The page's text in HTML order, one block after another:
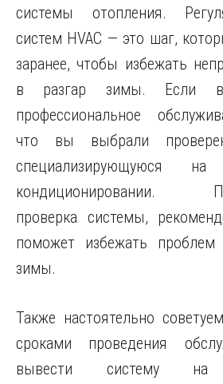
системы отопления.
систем HVAC — это шаг,
заранее, чтобы избежать
в разгар зимы. Если
профессиональное
что вы выбрали
специализирующуюся
кондиционировании.
проверка системы,
поможет избежать
зимы.
Также настоятельно
сроками проведения
вывести систему на